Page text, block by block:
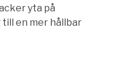
yta på
en mer hållbar